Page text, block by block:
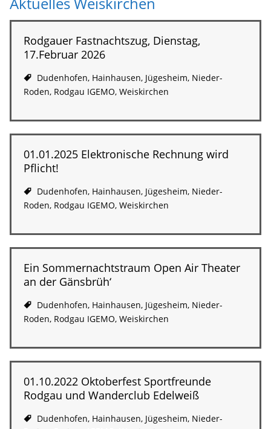
Rodgauer Fastnachtszug, Dienstag,
17.Februar 2026
Dudenhofen, Hainhausen, Jügesheim, Nieder-
Roden, Rodgau IGEMO, Weiskirchen
01.01.2025 Elektronische Rechnung wird
Pflicht!
Dudenhofen, Hainhausen, Jügesheim, Nieder-
Roden, Rodgau IGEMO, Weiskirchen
Ein Sommernachtstraum Open Air Theater
an der Gänsbrüh‘
Dudenhofen, Hainhausen, Jügesheim, Nieder-
Roden, Rodgau IGEMO, Weiskirchen
01.10.2022 Oktoberfest Sportfreunde
Rodgau und Wanderclub Edelweiß
Dudenhofen, Hainhausen, Jügesheim, Nieder-